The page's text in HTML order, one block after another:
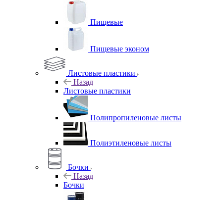
Пищевые
Пищевые эконом
Листовые пластики
Назад
Листовые пластики
Полипропиленовые листы
Полиэтиленовые листы
Бочки
Назад
Бочки